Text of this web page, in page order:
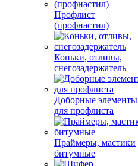
Профлист
(профнастил)
Коньки, отливы,
снегозадержатель
Доборные элементы
для профлиста
Праймеры, мастики
битумные